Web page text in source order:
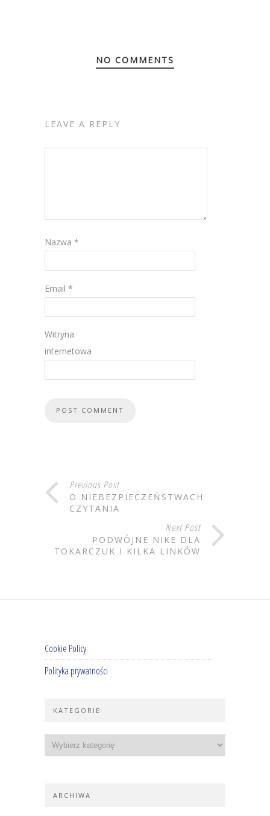
NO COMMENTS
LEAVE A REPLY
Nazwa *
Email *
Witryna
internetowa
Previous Post
O NIEBEZPIECZEŃSTWACH
CZYTANIA
Next Post
PODWÓJNE NIKE DLA
TOKARCZUK I KILKA LINKÓW
Cookie Policy
Polityka prywatności
KATEGORIE
ARCHIWA